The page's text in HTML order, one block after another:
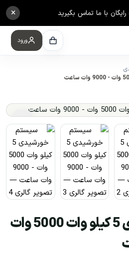
با ما تماس بگیرید ×
ورود
سیستم خورشیدی 5 کیلو وات 5000 وات